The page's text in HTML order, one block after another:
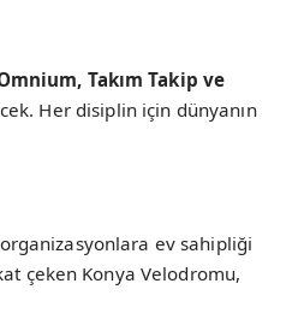
Takım Takip ve
Her disiplin için dünyanın
organizasyonlara ev sahipliği
çeken Konya Velodromu,